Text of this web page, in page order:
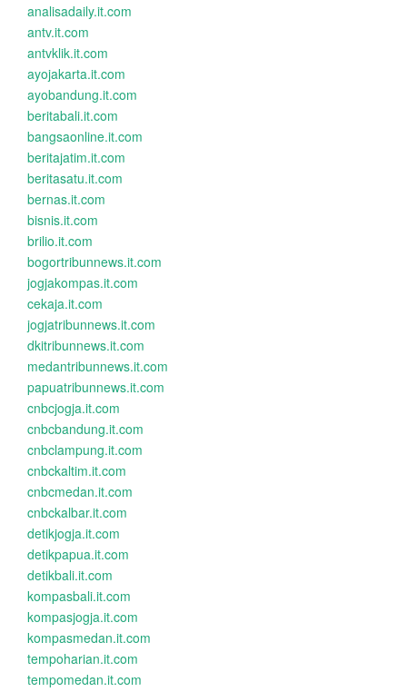
analisadaily.it.com
antv.it.com
antvklik.it.com
ayojakarta.it.com
ayobandung.it.com
beritabali.it.com
bangsaonline.it.com
beritajatim.it.com
beritasatu.it.com
bernas.it.com
bisnis.it.com
brilio.it.com
bogortribunnews.it.com
jogjakompas.it.com
cekaja.it.com
jogjatribunnews.it.com
dkitribunnews.it.com
medantribunnews.it.com
papuatribunnews.it.com
cnbcjogja.it.com
cnbcbandung.it.com
cnbclampung.it.com
cnbckaltim.it.com
cnbcmedan.it.com
cnbckalbar.it.com
detikjogja.it.com
detikpapua.it.com
detikbali.it.com
kompasbali.it.com
kompasjogja.it.com
kompasmedan.it.com
tempoharian.it.com
tempomedan.it.com